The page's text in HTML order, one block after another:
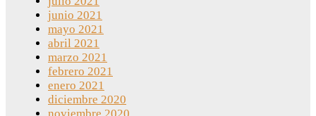
junio 2021
mayo 2021
abril 2021
marzo 2021
febrero 2021
enero 2021
diciembre 2020